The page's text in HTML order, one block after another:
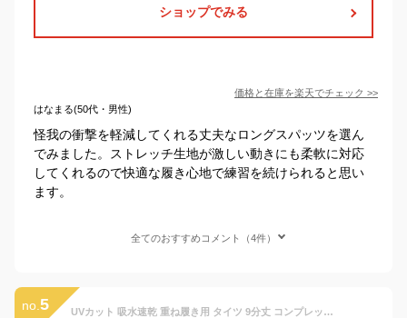
ショップでみる
価格と在庫を楽天でチェック >>
はなまる(50代・男性)
怪我の衝撃を軽減してくれる丈夫なロングスパッツを選ん
でみました。ストレッチ生地が激しい動きにも柔軟に対応
してくれるので快適な履き心地で練習を続けられると思い
ます。
全てのおすすめコメント（4件）
no. 5 UVカット 吸水速乾 重ね履き用 タイツ 9分丈 コンプレッション タイツ ロング キッズ ジュニア 子供 子ども インナー スポーツ バスケ サッカー 無地 男の子 女の子 130 140 150 160 黒 130-160cm 9619080 【CL】